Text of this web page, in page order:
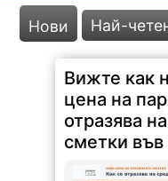
Нови Най-
цена на
отразява
сметки